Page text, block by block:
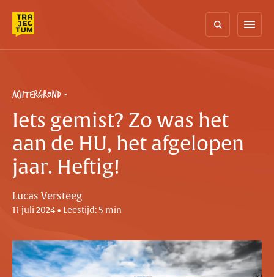
content
menu
ACHTERGROND
Iets gemist? Zo was het
aan de HU, het afgelopen
jaar. Heftig!
Lucas Versteeg
11 juli 2024 • Leestijd: 5 min